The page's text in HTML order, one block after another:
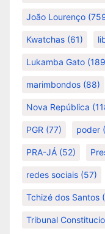
João Lourenço
Kwatchas (61)
Lukamba Gato
marimbondos (88)
Nova República
PGR (77) poder
PRA-JÁ (52)
redes sociais (57)
Tchizé dos Santos
Tribunal